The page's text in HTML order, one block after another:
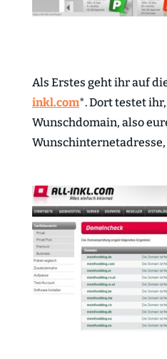
Als Erstes geht ihr auf
inkl.com*. Dort testet
Wunschdomain, also